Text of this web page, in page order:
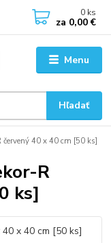
Menu
Hľadať
0 ks
za 0,00 €
červený 40 x 40 cm [50 ks]
R
ks]